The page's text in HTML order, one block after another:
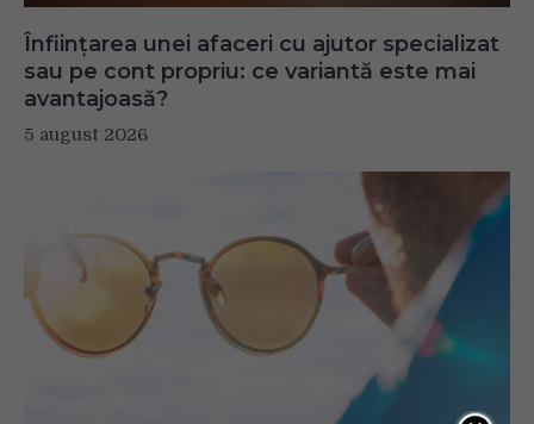
Înființarea unei afaceri cu ajutor specializat
sau pe cont propriu: ce variantă este mai
avantajoasă?
5 august 2026